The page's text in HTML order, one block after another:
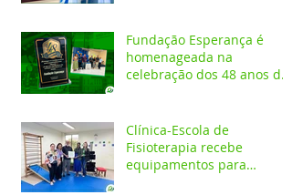
Fundação Esperança é
homenageada na
celebração dos 48 anos da
Clínica-Escola de
Fisioterapia recebe
equipamentos para